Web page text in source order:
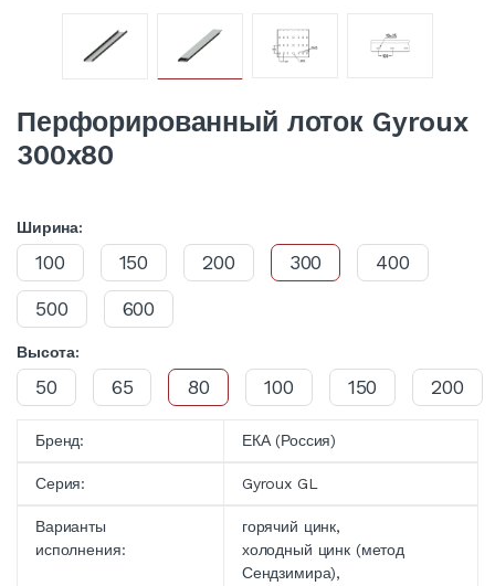
Перфорированный лоток Gyroux
300x80
Ширина:
100 150 200 300
400
500
600
Высота:
50 65 80 100 150 200
Бренд: ЕКА (Россия)
Серия: Gyroux GL
Варианты
исполнения:
горячий цинк,
холодный цинк (метод
Сендзимира),